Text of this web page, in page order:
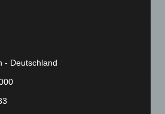
Bagger-Unfall auf Baustelle
- Deutschland